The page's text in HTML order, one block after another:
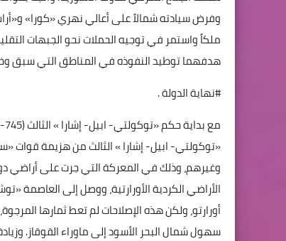
ملكاً واستمر في توجيه الحملات نحو الجبهات
هدفهما توطيد النفوذه في المناطق التي سبق
#نهاية الدولة .
«توكولتي- ابيل- إشارا » الثالث من هزيمة قوات
أورارتو، ولكن هذه الإصلاحات لم تعط ثمارها